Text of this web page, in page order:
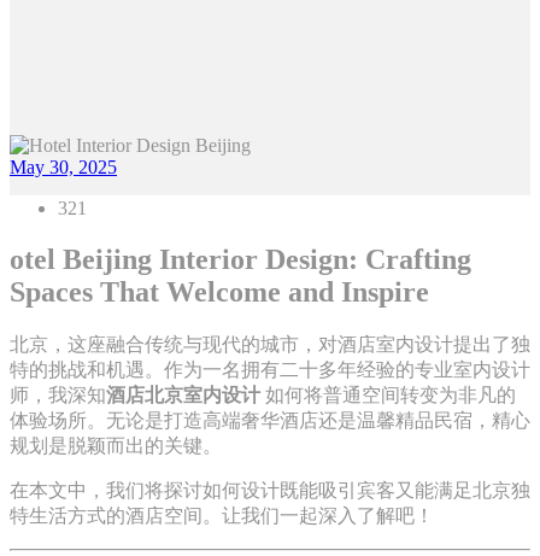
May 30, 2025
321
otel Beijing Interior Design: Crafting
Spaces That Welcome and Inspire
北京，这座融合传统与现代的城市，对酒店室内设计提出了独
特的挑战和机遇。作为一名拥有二十多年经验的专业室内设计
师，我深知酒店北京室内设计 如何将普通空间转变为非凡的
体验场所。无论是打造高端奢华酒店还是温馨精品民宿，精心
规划是脱颖而出的关键。
在本文中，我们将探讨如何设计既能吸引宾客又能满足北京独
特生活方式的酒店空间。让我们一起深入了解吧！